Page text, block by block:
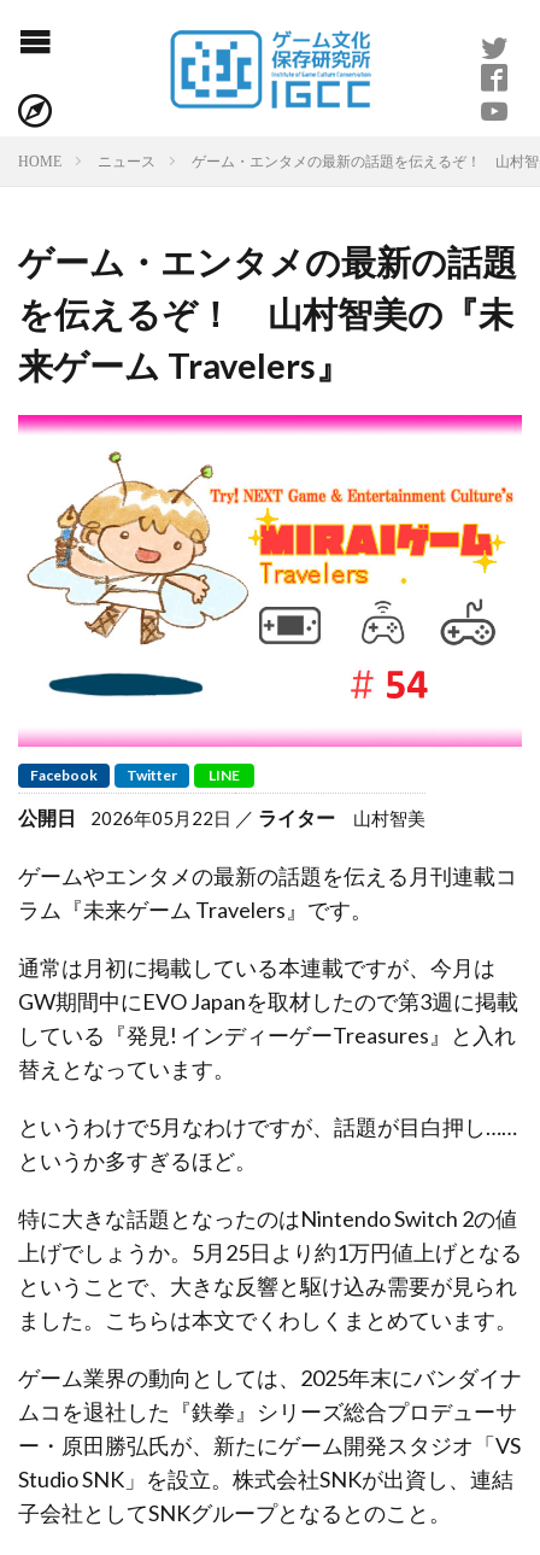
HOME ニュース ゲーム・エンタメの最新の話題を伝えるぞ！ 山村
ゲーム・エンタメの最新の話題
を伝えるぞ！ 山村智美の『未
来ゲーム Travelers』
Facebook Twitter LINE
公開日 2026年05月22日 ライター 山村智美
ゲームやエンタメの最新の話題を伝える月刊連載コ
ラム『未来ゲーム Travelers』です。
通常は月初に掲載している本連載ですが、今月は
GW期間中にEVO Japanを取材したので第3週に掲載
している『発見! インディーゲーTreasures』と入れ
替えとなっています。
というわけで5月なわけですが、話題が目白押し……
というか多すぎるほど。
特に大きな話題となったのはNintendo Switch 2の値
上げでしょうか。5月25日より約1万円値上げとなる
ということで、大きな反響と駆け込み需要が見られ
ました。こちらは本文でくわしくまとめています。
ゲーム業界の動向としては、2025年末にバンダイナ
ムコを退社した『鉄拳』シリーズ総合プロデューサ
ー・原田勝弘氏が、新たにゲーム開発スタジオ「VS
Studio SNK」を設立。株式会社SNKが出資し、連結
子会社としてSNKグループとなるとのこと。